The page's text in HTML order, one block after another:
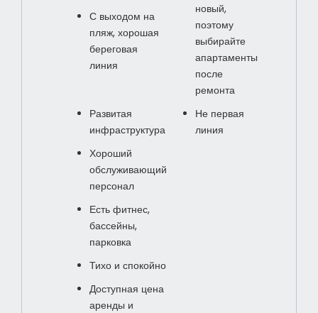
С выходом на
пляж, хорошая
береговая
линия
новый,
поэтому
выбирайте
апартаменты
после
ремонта
Развитая
инфраструктура
Не первая
линия
Хороший
обслуживающий
персонал
Есть фитнес,
бассейны,
парковка
Тихо и спокойно
Доступная цена
аренды и